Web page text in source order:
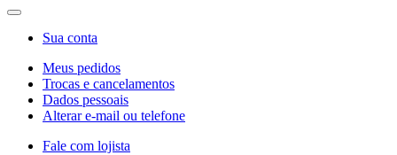
Sua conta
Meus pedidos
Trocas e cancelamentos
Dados pessoais
Alterar e-mail ou telefone
Fale com lojista